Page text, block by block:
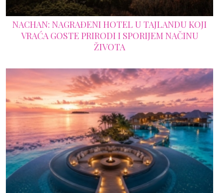
NACHAN: NAGRAĐENI HOTEL U TAJLANDU KOJI
VRAĆA GOSTE PRIRODI I SPORIJEM NAČINU
ŽIVOTA